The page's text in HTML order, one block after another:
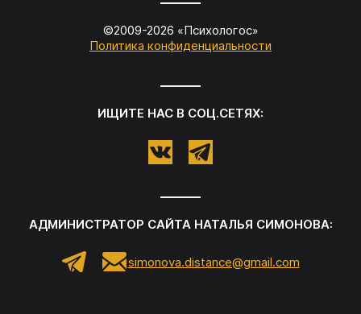
©2009-2026 «Психологос»
Политика конфиденциальности
ИЩИТЕ НАС В СОЦ.СЕТЯХ:
АДМИНИСТРАТОР САЙТА НАТАЛЬЯ СИМОНОВА:
simonova.distance@gmail.com